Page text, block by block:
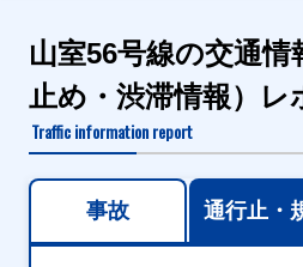
山室56号線の交通情
止め・渋滞情報）レ
Traffic information report
事故 通行止・